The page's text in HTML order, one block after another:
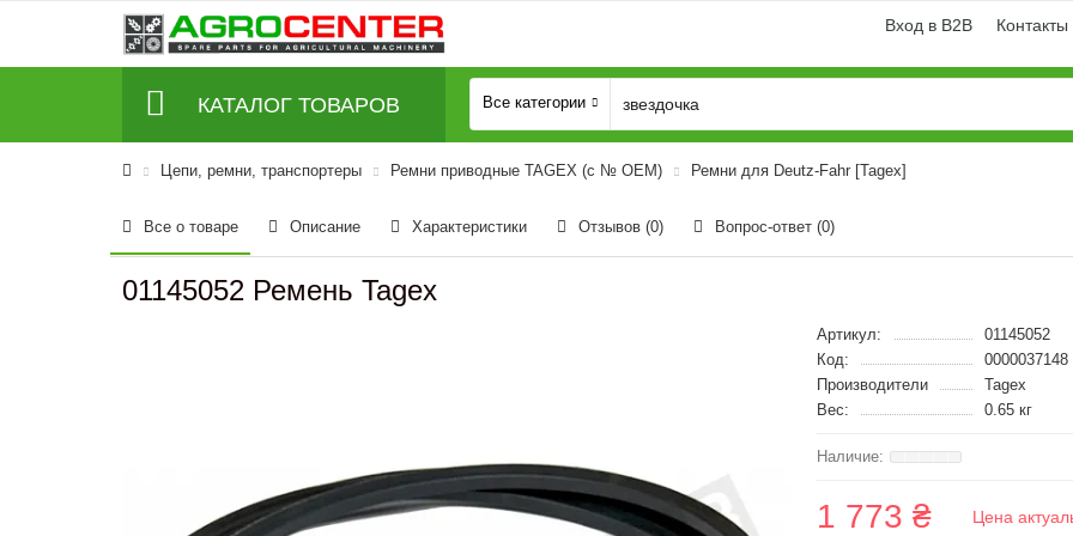
Вход в B2B Контакты
КАТАЛОГ ТОВАРОВ Все категории
Цепи, ремни, транспортеры Ремни приводные TAGEX (с № OEM) Ремни для Deutz-Fahr [Tagex]
Все о товаре Описание Характеристики Отзывов (0) Вопрос-ответ (0)
01145052 Ремень Tagex
Артикул:
01145052
Код:
0000037148
Производители
Tagex
Вес:
0.65 кг
1 773 ₴ Цена